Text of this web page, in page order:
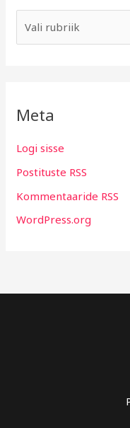
Meta
Logi sisse
Postituste RSS
Kommentaaride RSS
WordPress.org